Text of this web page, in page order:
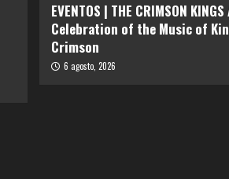
EVENTOS | THE CRIMSON KINGS
Celebration of the Music of
Crimson
6 agosto, 2026